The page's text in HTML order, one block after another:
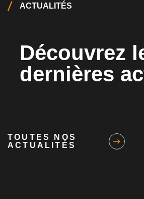
ACTUALITÉS
Découvrez
dernières
TOUTES NOS
ACTUALITÉS